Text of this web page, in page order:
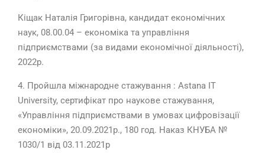
Кіщак Наталія Григорівна, кандидат економічних
наук, 08.00.04 – економіка та управління
підприємствами (за видами економічної діяльності),
2022р.
4. Пройшла міжнародне стажування : Astana IT
University, сертифікат про наукове стажування,
«Управління підприємствами в умовах цифровізації
економіки», 20.09.2021р., 180 год. Наказ КНУБА №
1030/1 від 03.11.2021р